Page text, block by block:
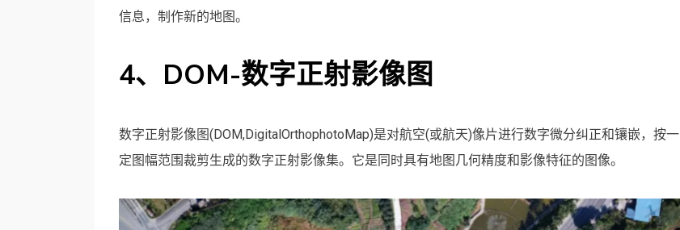
信息，制作新的地图。
4、DOM-数字正射影像图
数字正射影像图(DOM,DigitalOrthophotoMap)是对航空(或航天)像片进行数字微分纠正和镶嵌，按一
定图幅范围裁剪生成的数字正射影像集。它是同时具有地图几何精度和影像特征的图像。